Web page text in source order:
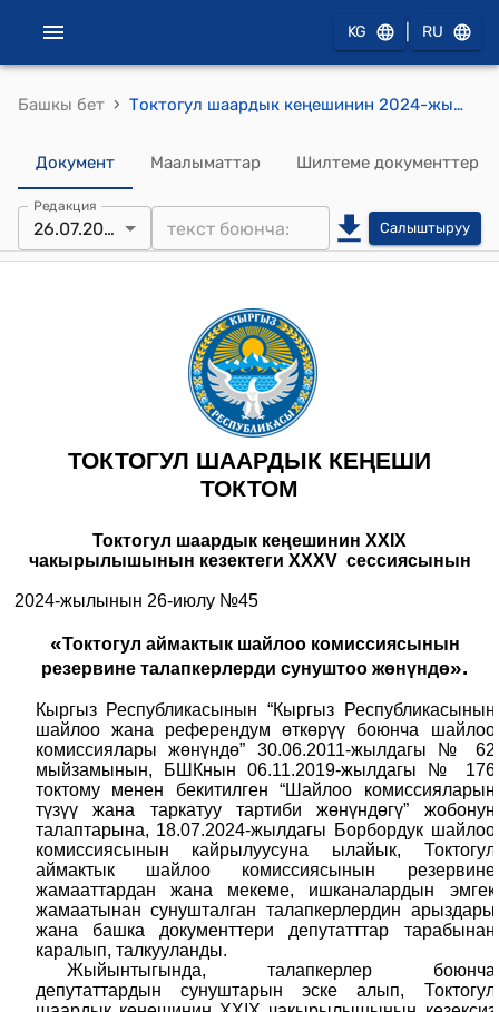
KG RU
Башкы бет › Токтогул шаардык кеңешинин 2024-жылынын 26-июлундагы №45 «Токтогул аймактык шайлоо комиссиясынын резервине талапкерлерди сунуштоо жөнүндө» токтому
Документ Маалыматтар Шилтеме документтер
Редакция
26.07.2024 Салыштыруу